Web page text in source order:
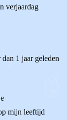
verjaardag
dan 1 jaar geleden
mijn leeftijd